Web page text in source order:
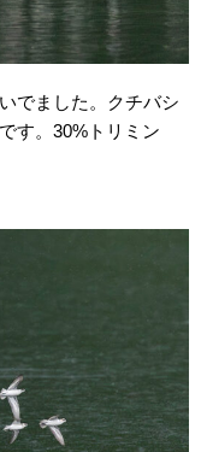
でました。クチバシ
す。30%トリミン